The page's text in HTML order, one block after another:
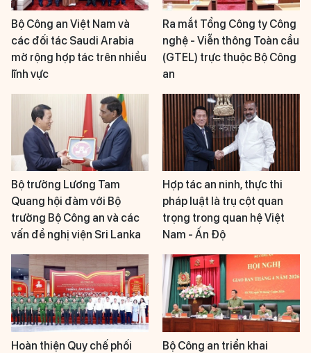
Bộ Công an Việt Nam và
các đối tác Saudi Arabia
mở rộng hợp tác trên nhiều
lĩnh vực
Ra mắt Tổng Công ty Công
nghệ - Viễn thông Toàn cầu
(GTEL) trực thuộc Bộ Công
an
Bộ trưởng Lương Tam
Quang hội đàm với Bộ
trưởng Bộ Công an và các
vấn đề nghị viện Sri Lanka
Hợp tác an ninh, thực thi
pháp luật là trụ cột quan
trọng trong quan hệ Việt
Nam - Ấn Độ
Hoàn thiện Quy chế phối
Bộ Công an triển khai